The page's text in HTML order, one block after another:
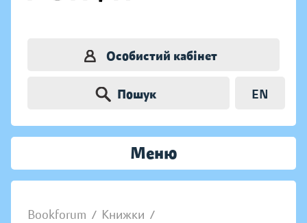
Особистий кабінет
Пошук EN
Меню
Bookforum / Книжки /